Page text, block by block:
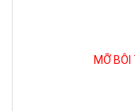
MỠ BÔI